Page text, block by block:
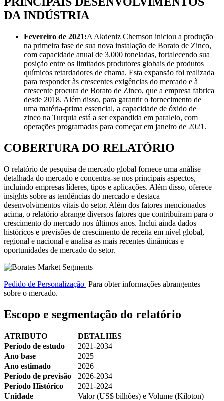
DA INDÚSTRIA
Fevereiro de 2021:A Akdeniz Chemson iniciou a produção
na primeira fase de sua nova instalação de Borato de Zinco,
com capacidade anual de 3.000 toneladas, fortalecendo sua
posição entre os limitados produtores globais de produtos
químicos retardadores de chama. Esta expansão foi realizada
para responder às crescentes exigências do mercado e à
crescente procura de Borato de Zinco, que a empresa fabrica
desde 2018. Além disso, para garantir o fornecimento de
uma matéria-prima essencial, a capacidade de óxido de
zinco na Turquia está a ser expandida em paralelo, com
operações programadas para começar em janeiro de 2021.
COBERTURA DO RELATÓRIO
O relatório de pesquisa de mercado global fornece uma análise
detalhada do mercado e concentra-se nos principais aspectos,
incluindo empresas líderes, tipos e aplicações. Além disso, oferece
insights sobre as tendências do mercado e destaca
desenvolvimentos vitais do setor. Além dos fatores mencionados
acima, o relatório abrange diversos fatores que contribuíram para o
crescimento do mercado nos últimos anos. Inclui ainda dados
históricos e previsões de crescimento de receita em nível global,
regional e nacional e analisa as mais recentes dinâmicas e
oportunidades de mercado do setor.
Pedido de Personalização Para obter informações abrangentes
sobre o mercado.
Escopo e segmentação do relatório
ATRIBUTO
DETALHES
Período de estudo
2021-2034
Ano base
2025
Ano estimado
2026
Período de previsão
2026-2034
Período Histórico
2021-2024
Unidade
Valor (US$ bilhões) e Volume (Kiloton)